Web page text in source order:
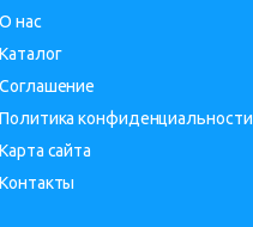
О нас
Каталог
Соглашение
Политика конфиденциальности
Карта сайта
Контакты